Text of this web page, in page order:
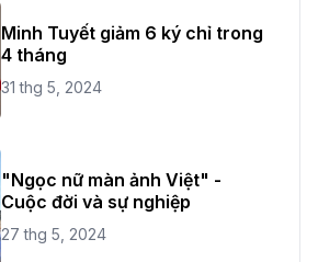
Minh Tuyết giảm 6 ký chỉ trong
4 tháng
31 thg 5, 2024
"Ngọc nữ màn ảnh Việt" -
Cuộc đời và sự nghiệp
27 thg 5, 2024